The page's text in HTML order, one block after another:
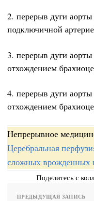
2. перерыв дуги
подключичной
3. перерыв дуги
отхождением
4. перерыв дуги
отхождением
Непрерывное
Церебральная
сложных врожденных
Поделитесь с
ПРЕДЫДУЩАЯ ЗАПИСЬ